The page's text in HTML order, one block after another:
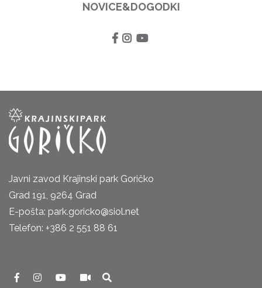
NOVICE&DOGODKI
Javni zavod Krajinski park Goričko
Grad 191, 9264 Grad
E-pošta: park.goricko@siol.net
Telefon: +386 2 551 88 61